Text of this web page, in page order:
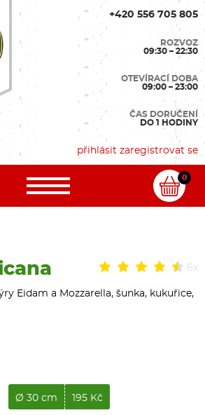
+420 556 705 805
ROZVOZ
09:30 – 22:30
OTEVÍRACÍ DOBA
09:00 – 23:00
ČAS DORUČENÍ
DO 1 HODINY
přihlásit zaregistrovat se
0
6x
Eidam a Mozzarella, šunka, kukuřice,
Ø 30 cm 195 Kč